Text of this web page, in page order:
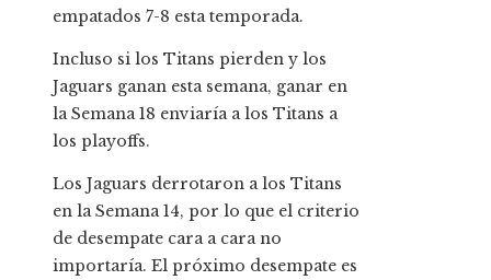
empatados 7-8 esta temporada.
Incluso si los Titans pierden y los
Jaguars ganan esta semana, ganar en
la Semana 18 enviaría a los Titans a
los playoffs.
Los Jaguars derrotaron a los Titans
en la Semana 14, por lo que el criterio
de desempate cara a cara no
importaría. El próximo desempate es